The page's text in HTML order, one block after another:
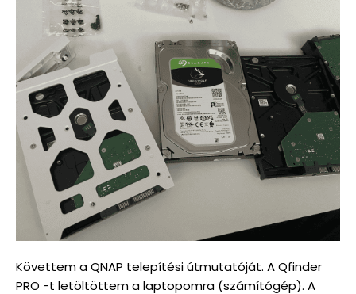
Követtem a QNAP telepítési útmutatóját. A Qfinder
PRO -t letöltöttem a laptopomra (számítógép). A